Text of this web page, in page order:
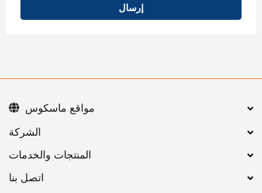
إرسال
اتصل بنا
مواقع ماسكوس